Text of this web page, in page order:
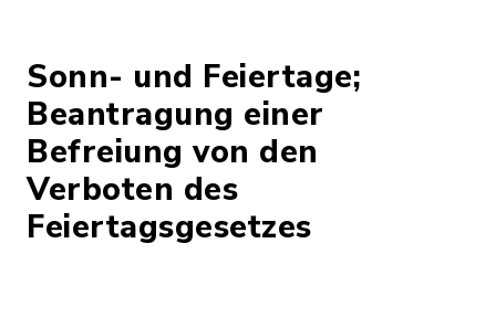
Sonn- und Feiertage;
Beantragung einer
Befreiung von den
Verboten des
Feiertagsgesetzes